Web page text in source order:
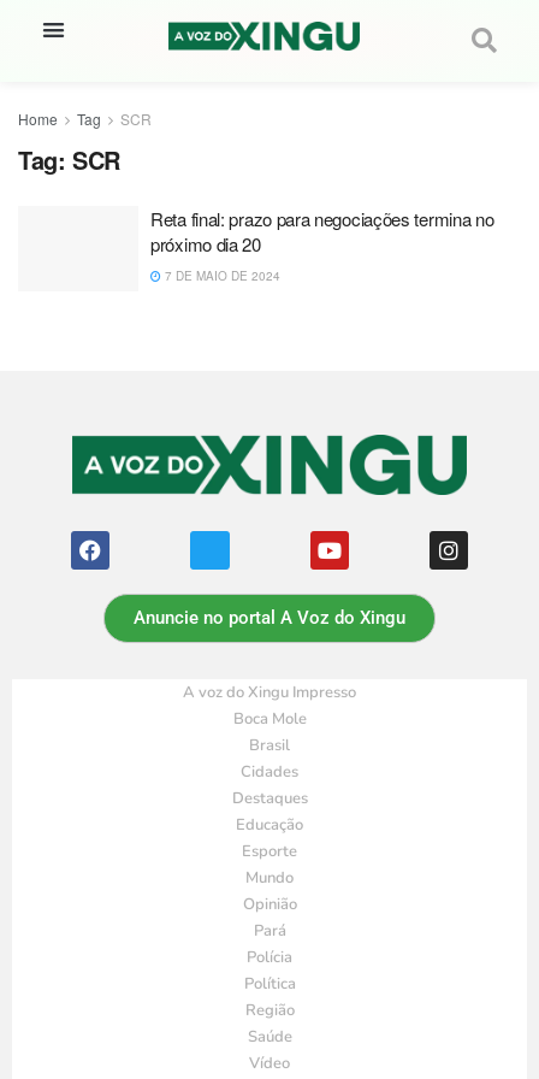
Home Tag SCR
Tag: SCR
Reta final: prazo para negociações termina no
próximo dia 20
7 DE MAIO DE 2024
Anuncie no portal A Voz do Xingu
A voz do Xingu Impresso
Boca Mole
Brasil
Cidades
Destaques
Educação
Esporte
Mundo
Opinião
Pará
Polícia
Política
Região
Saúde
Vídeo